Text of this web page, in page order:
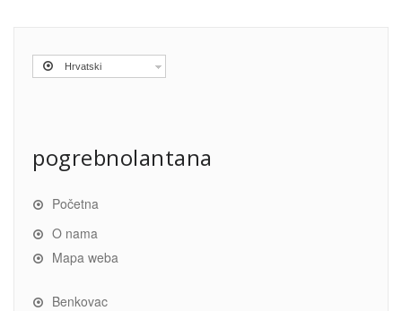
Hrvatski
pogrebnolantana
Početna
O nama
Mapa weba
Benkovac